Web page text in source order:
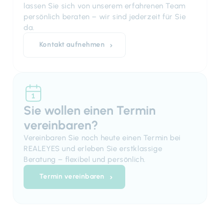
lassen Sie sich von unserem erfahrenen Team
persönlich beraten – wir sind jederzeit für Sie
da.
Kontakt aufnehmen
Sie wollen einen Termin
vereinbaren?
Vereinbaren Sie noch heute einen Termin bei
REALEYES und erleben Sie erstklassige
Beratung – flexibel und persönlich.
Termin vereinbaren